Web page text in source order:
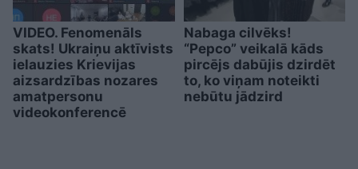
VIDEO. Fenomenāls
skats! Ukraiņu aktīvists
ielauzies Krievijas
aizsardzības nozares
amatpersonu
videokonferencē
Nabaga cilvēks!
“Pepco” veikalā kāds
pircējs dabūjis dzirdēt
to, ko viņam noteikti
nebūtu jādzird